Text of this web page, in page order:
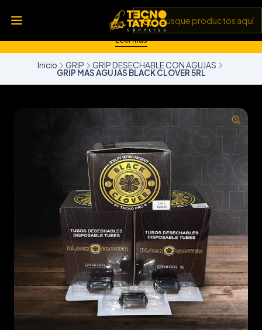
💥 Insumos, máquinas y tecnología de punta 💻 Todo lo que
necesitas para llevar tu arte al siguiente nivel 🎨 Calidad garantizada
Leer más
Inicio GRIP GRIP DESECHABLE CON AGUJAS
GRIP MAS AGUJAS BLACK CLOVER 5RL